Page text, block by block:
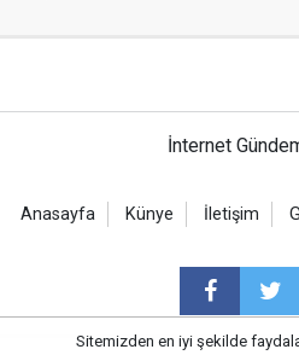
İnternet
Anasayfa Künye İletişim
Sitemizden en iyi şekilde